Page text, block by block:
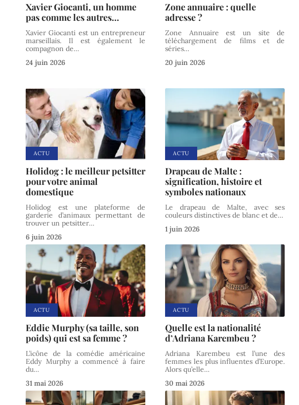
Xavier Giocanti, un homme
pas comme les autres…
Xavier Giocanti est un entrepreneur
marseillais. Il est également le
compagnon de…
24 juin 2026
Zone annuaire : quelle
adresse ?
Zone Annuaire est un site de
téléchargement de films et de
séries…
20 juin 2026
ACTU
Holidog : le meilleur petsitter
pour votre animal
domestique
Holidog est une plateforme de
garderie d’animaux permettant de
trouver un petsitter…
6 juin 2026
ACTU
Drapeau de Malte :
signification, histoire et
symboles nationaux
Le drapeau de Malte, avec ses
couleurs distinctives de blanc et de…
1 juin 2026
ACTU
Eddie Murphy (sa taille, son
poids) qui est sa femme ?
L’icône de la comédie américaine
Eddy Murphy a commencé à faire
du…
31 mai 2026
ACTU
Quelle est la nationalité
d’Adriana Karembeu ?
Adriana Karembeu est l’une des
femmes les plus influentes d’Europe.
Alors qu’elle…
30 mai 2026